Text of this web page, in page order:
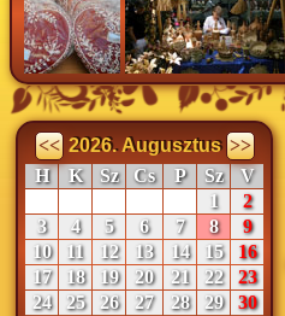
<< 2026. Augusztus >>
H
K Sz Cs P Sz
V
1
2
3
4 5 6 7 8
9
10
11 12 13 14 15
16
17
18 19 20 21 22
23
24
25 26 27 28 29
30